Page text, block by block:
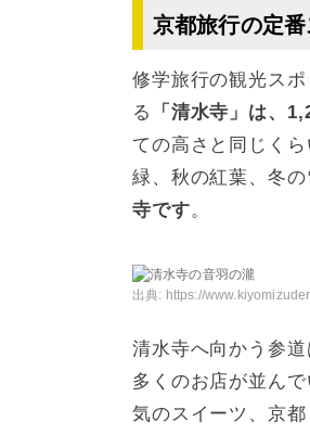
清水寺のおすすめお
清水寺で人気のお土
京都旅行の定番
修学旅行の観光ス
る
「清水寺」は、
ての高さと同じく
緑、秋の紅葉、冬の
寺です。
出典: https://
清水寺へ向かう参
多くのお店が並ん
気のスイーツ、京